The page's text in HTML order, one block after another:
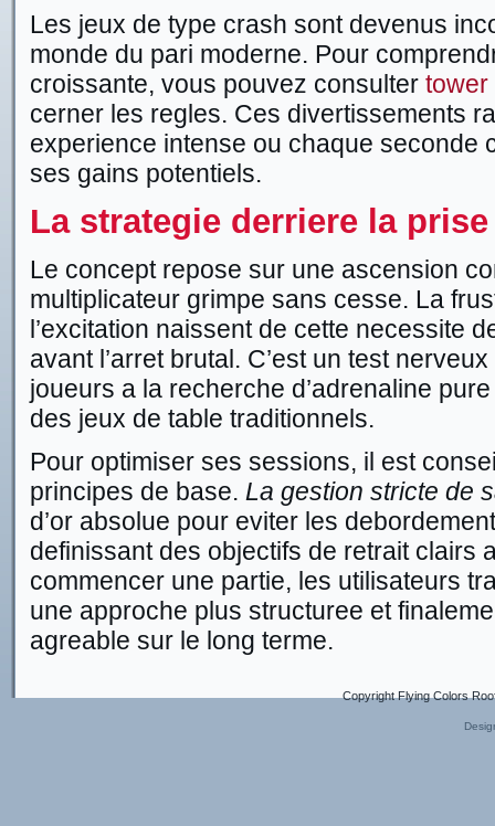
Les jeux de type crash sont devenus
monde du pari moderne. Pour
croissante, vous pouvez consulter tower
cerner les regles. Ces divertissements
experience intense ou chaque seconde
ses gains potentiels.
La strategie derriere la
Le concept repose sur une ascension
multiplicateur grimpe sans cesse. La
l’excitation naissent de cette necessite
avant l’arret brutal. C’est un test
joueurs a la recherche d’adrenaline
des jeux de table traditionnels.
Pour optimiser ses sessions, il est
principes de base. La gestion stricte de
d’or absolue pour eviter les
definissant des objectifs de retrait clairs
commencer une partie, les utilisateurs
une approche plus structuree et
agreable sur le long terme.
Copyright Flying Colors